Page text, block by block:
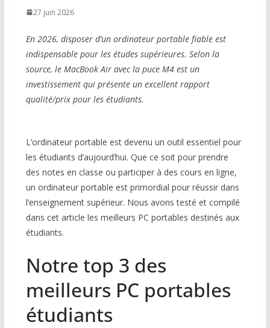
27 juin 2026
En 2026, disposer d’un ordinateur portable fiable est
indispensable pour les études supérieures. Selon la
source, le MacBook Air avec la puce M4 est un
investissement qui présente un excellent rapport
qualité/prix pour les étudiants.
L’ordinateur portable est devenu un outil essentiel pour
les étudiants d’aujourd’hui. Que ce soit pour prendre
des notes en classe ou participer à des cours en ligne,
un ordinateur portable est primordial pour réussir dans
l’enseignement supérieur. Nous avons testé et compilé
dans cet article les meilleurs PC portables destinés aux
étudiants.
Notre top 3 des
meilleurs PC portables
étudiants